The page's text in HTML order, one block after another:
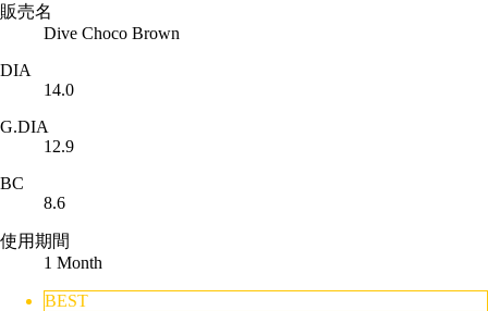
販売名
Dive Choco Brown
DIA
14.0
G.DIA
12.9
BC
8.6
使用期間
1 Month
BEST